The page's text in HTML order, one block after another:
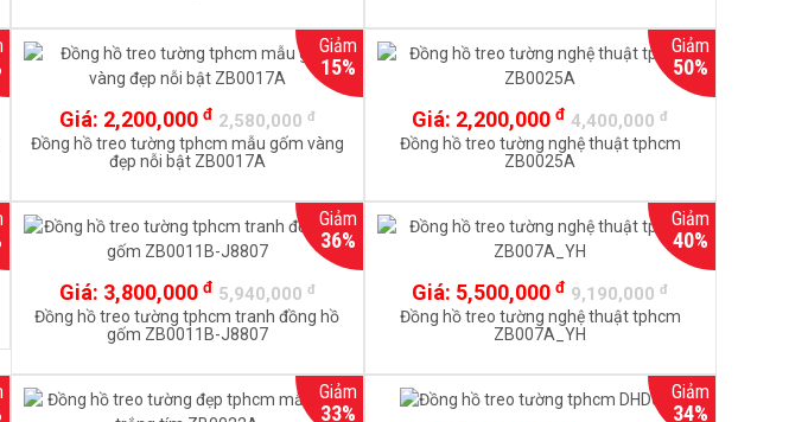
Giảm
15%
Giá: 2,200,000 đ 2,580,000 đ
Đồng hồ treo tường tphcm mẫu gốm vàng
đẹp nỗi bật ZB0017A
Giảm
50%
Giá: 2,200,000đ 4,400,000đ
Đồng hồ treo tường nghệ thuật tphcm
ZB0025A
Giảm
36%
Giá: 3,800,000 đ 5,940,000 đ
Đồng hồ treo tường tphcm tranh đồng hồ
gốm ZB0011B-J8807
Giảm
40%
Giá: 5,500,000đ 9,190,000đ
Đồng hồ treo tường nghệ thuật tphcm
ZB007A_YH
Giảm
33%
Giảm
34%